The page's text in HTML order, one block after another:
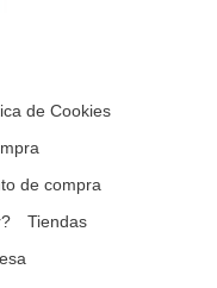
de Cookies
de compra
Tiendas